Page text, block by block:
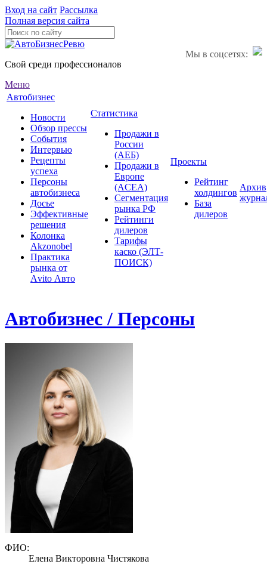
Вход на сайт Рассылка
Полная версия сайта
Мы в соцсетях:
Свой среди профессионалов
Меню
Автобизнес
Новости
Обзор прессы
События
Интервью
Рецепты
успеха
Персоны
автобизнеса
Досье
Эффективные
решения
Колонка
Akzonobel
Практика
рынка от
Аvito Авто
Статистика
Продажи в
России
(АЕБ)
Продажи в
Европе
(ACEA)
Сегментация
рынка РФ
Рейтинги
дилеров
Тарифы
каско (ЭЛТ-
ПОИСК)
Проекты
Рейтинг
холдингов
База
дилеров
Архив
Автобизнес / Персоны
ФИО:
Елена Викторовна Чистякова